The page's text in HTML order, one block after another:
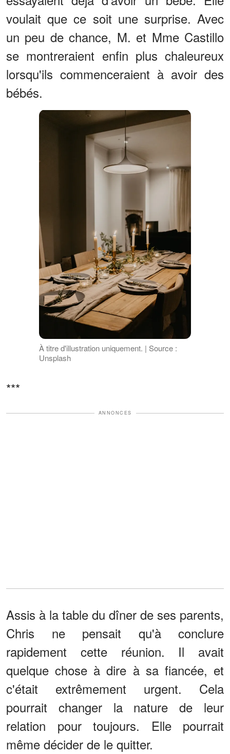
voulait que ce soit une surprise. Avec
un peu de chance, M. et Mme Castillo
se montreraient enfin plus chaleureux
lorsqu'ils commenceraient à avoir des
bébés.
À titre d'illustration uniquement. | Source :
Unsplash
***
ANNONCES
Assis à la table du dîner de ses parents,
Chris ne pensait qu'à conclure
rapidement cette réunion. Il avait
quelque chose à dire à sa fiancée, et
c'était extrêmement urgent. Cela
pourrait changer la nature de leur
relation pour toujours. Elle pourrait
même décider de le quitter.